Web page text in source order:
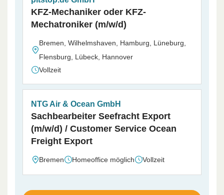
KFZ-Mechaniker oder KFZ-
Mechatroniker (m/w/d)
Bremen, Wilhelmshaven, Hamburg, Lüneburg,
Flensburg, Lübeck, Hannover
Vollzeit
NTG Air & Ocean GmbH
Sachbearbeiter Seefracht Export
(m/w/d) / Customer Service Ocean
Freight Export
Bremen Homeoffice möglich Vollzeit